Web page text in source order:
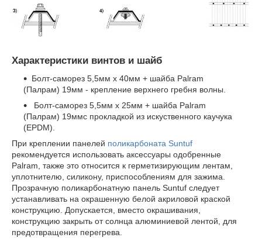
Характеристики винтов и шайб
Болт-саморез 5,5мм х 40мм + шайба Palram
(Палрам) 19мм - крепление верхнего гребня волны.
Болт-саморез 5,5мм х 25мм + шайба Palram
(Палрам) 19ммс прокладкой из искуственного каучука
(EPDM).
При креплении панелей поликарбоната Suntuf
рекомендуется использовать аксессуары одобренные
Palram, также это относится к герметизирующим лентам,
уплотнителю, силикону, приспособлениям для зажима.
Прозрачную поликарбонатную панель Suntuf следует
устанавливать на окрашенную белой акриловой краской
конструкцию. Допускается, вместо окрашивания,
конструкцию закрыть от солнца алюминиевой лентой, для
предотвращения перегрева.